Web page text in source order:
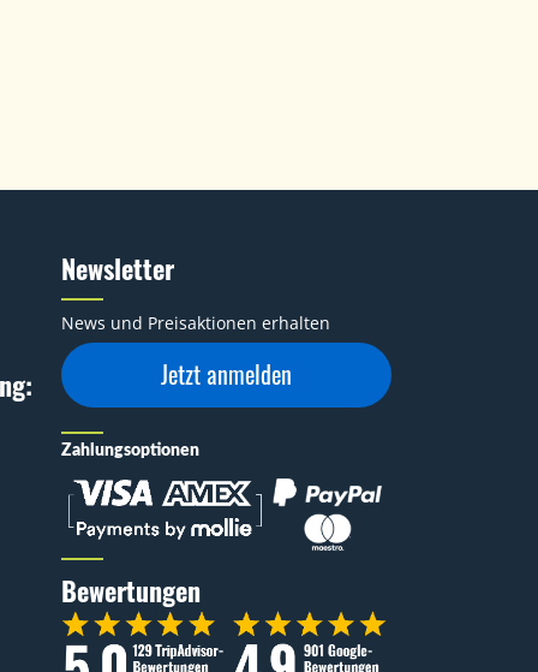
Newsletter
News und Preisaktionen erhalten
Jetzt anmelden
Zahlungsoptionen
Bewertungen